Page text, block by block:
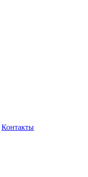
Контакты